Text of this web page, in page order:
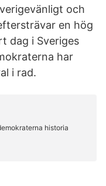
och
en hög
dag i Sveriges
har
i rad.